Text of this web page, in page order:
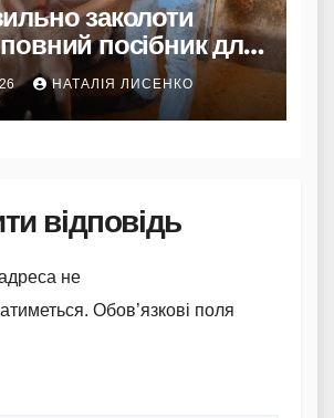
заколоти
посібник для
та досвідчених
НАТАЛІЯ ЛИСЕНКО
відповідь
не
Обов’язкові поля